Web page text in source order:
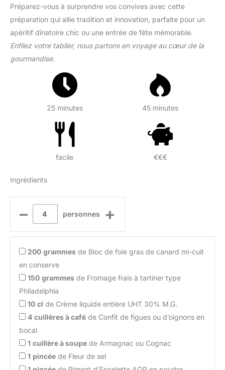
Préparez-vous à surprendre vos convives avec cette
préparation qui allie tradition et innovation, parfaite pour un
apéritif dînatoire chic ou une entrée de fête mémorable.
Enfilez votre tablier, nous partons en voyage au cœur de la
gourmandise.
25 minutes 45 minutes
facile €€€
Ingrédients
– personnes +
200 grammes de Bloc de foie gras de canard mi-cuit
en conserve
150 grammes de Fromage frais à tartiner type
Philadelphia
10 cl de Crème liquide entière UHT 30% M.G.
4 cuillères à café de Confit de figues ou d’oignons en
bocal
1 cuillère à soupe de Armagnac ou Cognac
1 pincée de Fleur de sel